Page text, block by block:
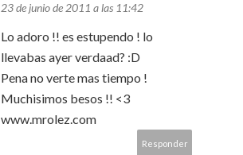
23 de junio de 2011 a las 11:42
Lo adoro !! es estupendo ! lo
llevabas ayer verdaad? :D
Pena no verte mas tiempo !
Muchisimos besos !! <3
www.mrolez.com
Responder